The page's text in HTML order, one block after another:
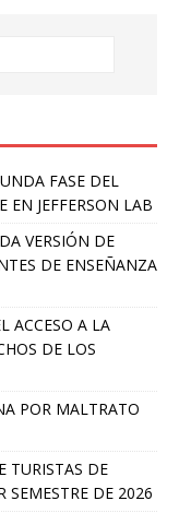
FASE DEL
EN JEFFERSON LAB
VERSIÓN DE
DE ENSEÑANZA
ACCESO A LA
DE LOS
POR MALTRATO
TURISTAS DE
SEMESTRE DE 2026